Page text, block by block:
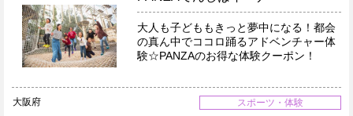
大人も子どももきっと夢中になる！都会
の真ん中でココロ踊るアドベンチャー体
験☆PANZAのお得な体験クーポン！
大阪府 スポーツ・体験